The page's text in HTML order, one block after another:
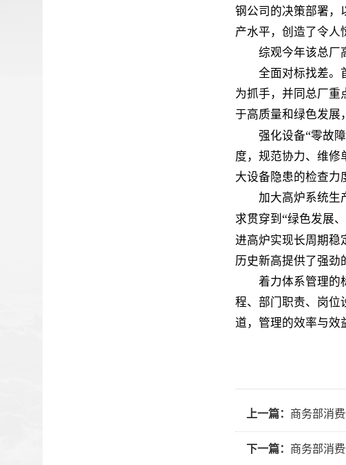
钢公司的决策部署，
产水平，创造了令人
综观今年该总厂
全面对标找差。
为抓手，并同总厂重
于高质量和绿色发展
强化设备“零故障
度，规范协力、维修
大设备隐患的检查力
加大高炉系统生
求贯穿到 “绿色发展
进高炉实现长周期稳
历史新高提供了强劲
着力体系管理的标
程、部门职责、岗位
道，管理的效率与效
上一篇： 商务部消
下一篇： 商务部消